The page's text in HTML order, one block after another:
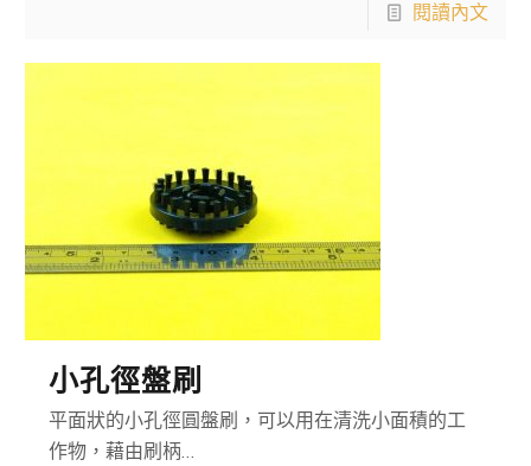
閱讀內文
小孔徑盤刷
平面狀的小孔徑圓盤刷，可以用在清洗小面積的工
作物，藉由刷柄…